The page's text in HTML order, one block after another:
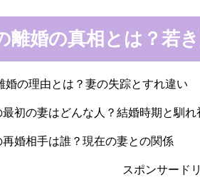
離婚の真相とは？若
婚の理由とは？妻の失踪とすれ違い
初の妻はどんな人？結婚時期と馴れ
婚相手は誰？現在の妻との関係
スポンサード